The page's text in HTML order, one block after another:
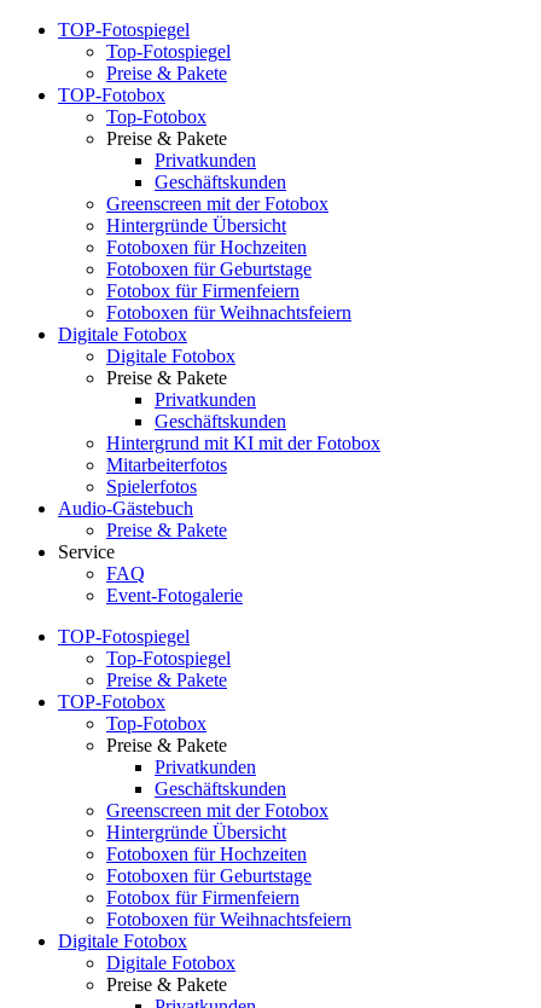
TOP-Fotospiegel
Top-Fotospiegel
Preise & Pakete
TOP-Fotobox
Top-Fotobox
Preise & Pakete
Privatkunden
Geschäftskunden
Greenscreen mit der Fotobox
Hintergründe Übersicht
Fotoboxen für Hochzeiten
Fotoboxen für Geburtstage
Fotobox für Firmenfeiern
Fotoboxen für Weihnachtsfeiern
Digitale Fotobox
Digitale Fotobox
Preise & Pakete
Privatkunden
Geschäftskunden
Hintergrund mit KI mit der Fotobox
Mitarbeiterfotos
Spielerfotos
Audio-Gästebuch
Preise & Pakete
Service
FAQ
Event-Fotogalerie
TOP-Fotospiegel
Top-Fotospiegel
Preise & Pakete
TOP-Fotobox
Top-Fotobox
Preise & Pakete
Privatkunden
Geschäftskunden
Greenscreen mit der Fotobox
Hintergründe Übersicht
Fotoboxen für Hochzeiten
Fotoboxen für Geburtstage
Fotobox für Firmenfeiern
Fotoboxen für Weihnachtsfeiern
Digitale Fotobox
Digitale Fotobox
Preise & Pakete